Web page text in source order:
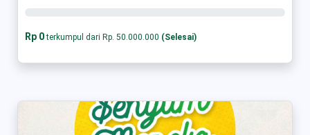
Rp 0terkumpul dari Rp. 50.000.000 (Selesai)